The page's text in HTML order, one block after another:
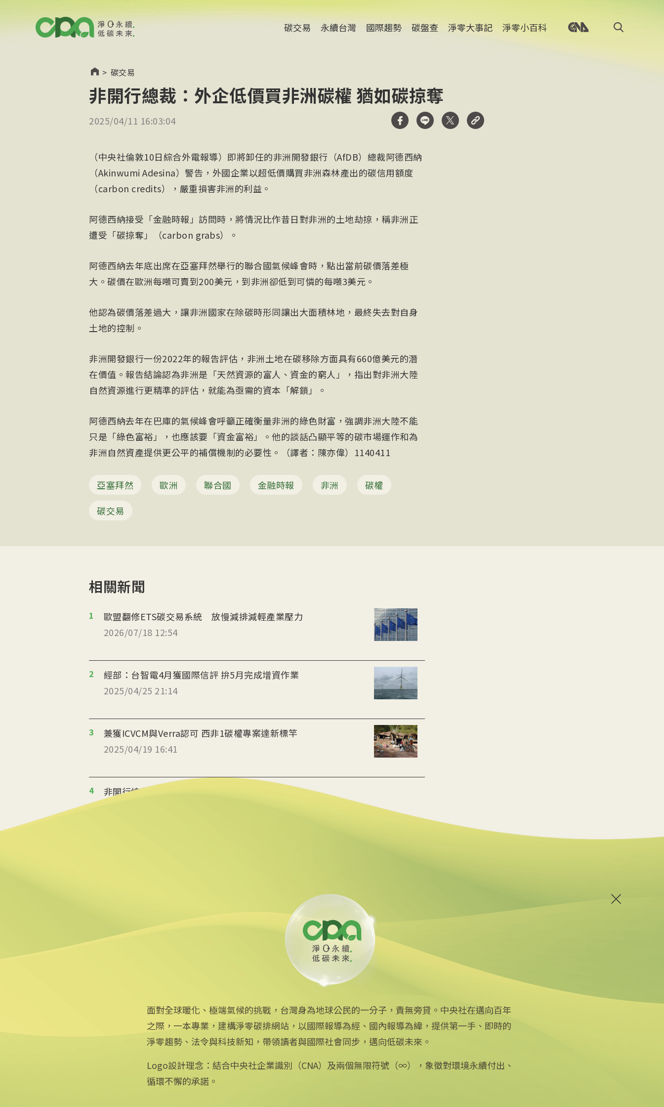
碳交易 永續台灣 國際趨勢 碳盤查 淨零大事記 淨零小百科
> 碳交易
非開行總裁：外企低價買非洲碳權 猶如碳掠奪
2025/04/11 16:03:04
（中央社倫敦10日綜合外電報導）即將卸任的非洲開發銀行（AfDB）總裁阿德西納
（Akinwumi Adesina）警告，外國企業以超低價購買非洲森林產出的碳信用額度
（carbon credits），嚴重損害非洲的利益。
阿德西納接受「金融時報」訪問時，將情況比作昔日對非洲的土地劫掠，稱非洲正
遭受「碳掠奪」（carbon grabs）。
阿德西納去年底出席在亞塞拜然舉行的聯合國氣候峰會時，點出當前碳價落差極
大。碳價在歐洲每噸可賣到200美元，到非洲卻低到可憐的每噸3美元。
他認為碳價落差過大，讓非洲國家在除碳時形同讓出大面積林地，最終失去對自身
土地的控制。
非洲開發銀行一份2022年的報告評估，非洲土地在碳移除方面具有660億美元的潛
在價值。報告結論認為非洲是「天然資源的富人、資金的窮人」，指出對非洲大陸
自然資源進行更精準的評估，就能為亟需的資本「解鎖」。
阿德西納去年在巴庫的氣候峰會呼籲正確衡量非洲的綠色財富，強調非洲大陸不能
只是「綠色富裕」，也應該要「資金富裕」。他的談話凸顯平等的碳市場運作和為
非洲自然資產提供更公平的補償機制的必要性。（譯者：陳亦偉）1140411
亞塞拜然 歐洲 聯合國 金融時報 非洲
碳權
碳交易
相關新聞
1
歐盟翻修ETS碳交易系統 放慢減排減輕產業壓力
2026/07/18 12:54
2
經部：台智電4月獲國際信評 拚5月完成增資作業
2025/04/25 21:14
3
兼獲ICVCM與Verra認可 西非1碳權專案達新標竿
2025/04/19 16:41
4
非開行總裁：外企低價買非洲碳權 猶如碳掠奪
2025/03/31 15:43
Focus Taiwan
フォーカス台湾
iOS app 下載
Android app 下載
面對全球暖化、極端氣候的挑戰，台灣身為地球公民的一分子，責無旁貸。中央社在邁向百年
之際，一本專業，建構淨零碳排網站，以國際報導為經、國內報導為緯，提供第一手、即時的
淨零趨勢、法令與科技新知，帶領讀者與國際社會同步，邁向低碳未來。
Logo設計理念：結合中央社企業識別（CNA）及兩個無限符號（∞），象徵對環境永續付出、
循環不懈的承諾。